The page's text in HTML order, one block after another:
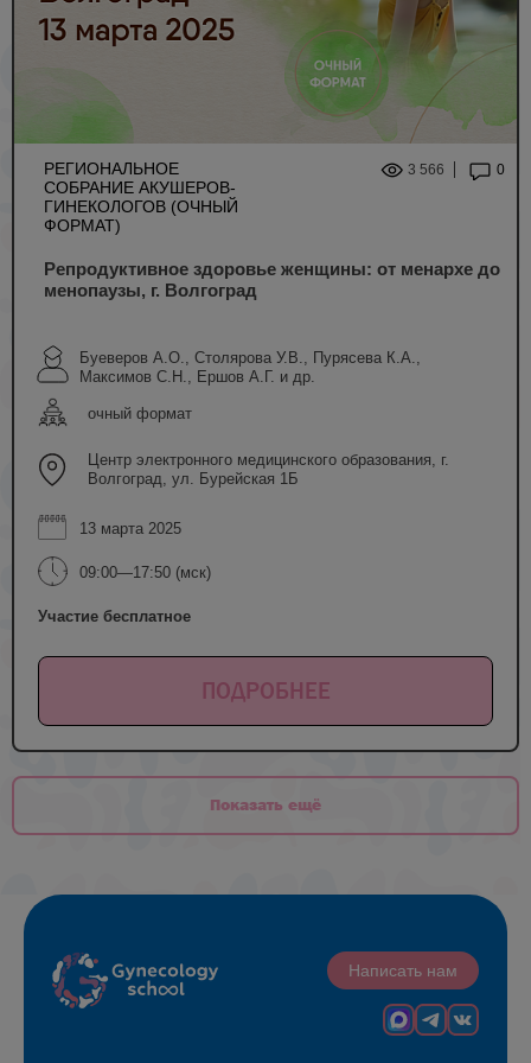
РЕГИОНАЛЬНОЕ
СОБРАНИЕ АКУШЕРОВ-
ГИНЕКОЛОГОВ (ОЧНЫЙ
ФОРМАТ)
3 566 0
Репродуктивное здоровье женщины: от менархе до
менопаузы, г. Волгоград
Буеверов А.О., Столярова У.В., Пурясева К.А.,
Максимов С.Н., Ершов А.Г. и др.
очный формат
Центр электронного медицинского образования, г.
Волгоград, ул. Бурейская 1Б
13 марта 2025
09:00—17:50 (мск)
Участие бесплатное
ПОДРОБНЕЕ
Показать ещё
Написать нам